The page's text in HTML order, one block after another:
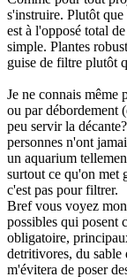
s'instruire. Plutôt
est à l'opposé total
simple. Plantes
guise de filtre plutôt
Je ne connais même
ou par débordement
peu servir la
personnes n'ont
un aquarium
surtout ce qu'on met
c'est pas pour filtrer.
Bref vous voyez
possibles qui posent
obligatoire,
detritivores, du sable
m'évitera de poser